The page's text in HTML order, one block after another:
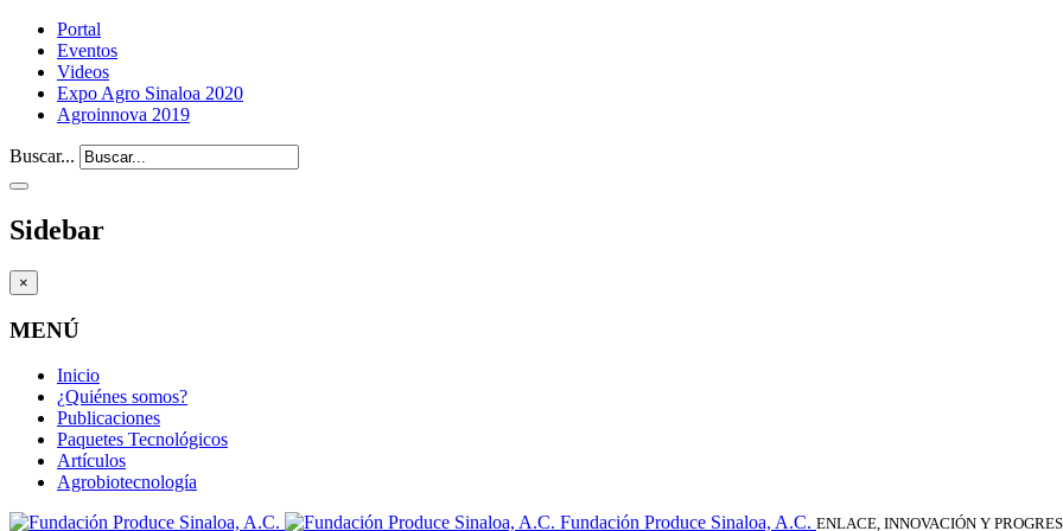
Portal
Eventos
Videos
Expo Agro Sinaloa 2020
Agroinnova 2019
Buscar...
Sidebar
×
MENÚ
Inicio
¿Quiénes somos?
Publicaciones
Paquetes Tecnológicos
Artículos
Agrobiotecnología
Fundación Produce Sinaloa, A.C. ENLACE, INNOVACIÓN Y